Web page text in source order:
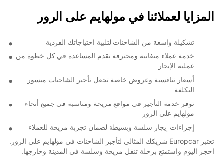
المزايا لعملائنا في مولهايم على الرور
تشكيلة واسعة من الشاحنات لتلبية احتياجاتك الفردية
خدمة عملاء متفانية ومحترفة تقدم المساعدة في كل خطوة من
عملية الإيجار
أسعار تنافسية وعروض خاصة تجعل تأجير الشاحنات ميسور
التكلفة
توفر خدمة التأجير في مواقع مريحة ومناسبة في جميع أنحاء
مولهايم على الرور
إجراءات إيجار سلسة وبسيطة لضمان تجربة مريحة للعملاء
تعتبر Europcar شريكك المثالي لتأجير الشاحنات في مولهايم على الرور.
احجز اليوم واستمتع برحلة تنقل مريحة وسلسة في المدينة وخارجها.